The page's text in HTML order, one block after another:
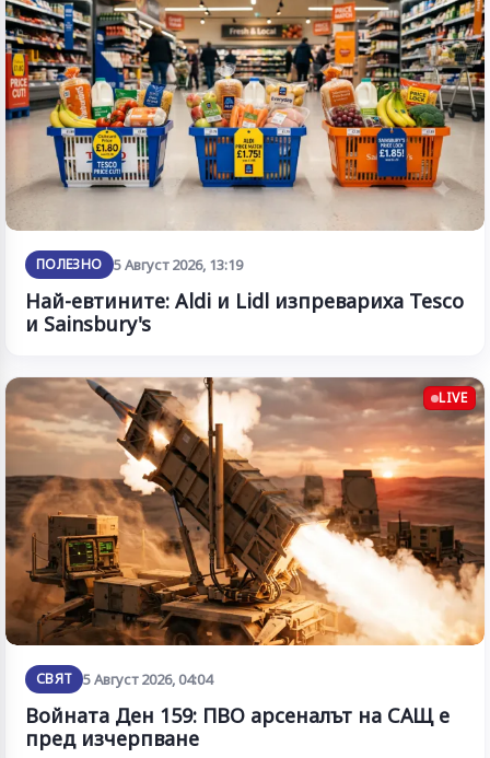
ПОЛЕЗНО 5 Август 2026, 13:19
Най-евтините: Aldi и Lidl изпревариха Tesco
и Sainsbury's
LIVE
СВЯТ 5 Август 2026, 04:04
Войната Ден 159: ПВО арсеналът на САЩ е
пред изчерпване